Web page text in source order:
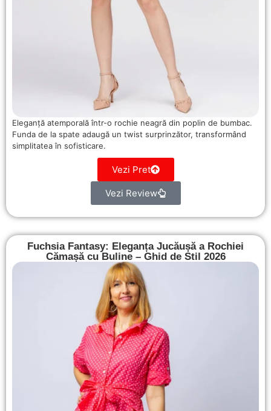
Eleganță atemporală într-o rochie neagră din poplin de bumbac.
Funda de la spate adaugă un twist surprinzător, transformând
simplitatea în sofisticare.
Vezi Pret
Vezi Review
Fuchsia Fantasy: Eleganța Jucăușă a Rochiei
Cămașă cu Buline – Ghid de Stil 2026